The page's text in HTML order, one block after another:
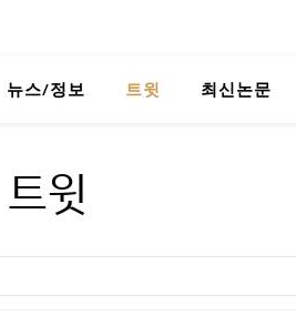
뉴스/정보 트윗 최신논문
트윗